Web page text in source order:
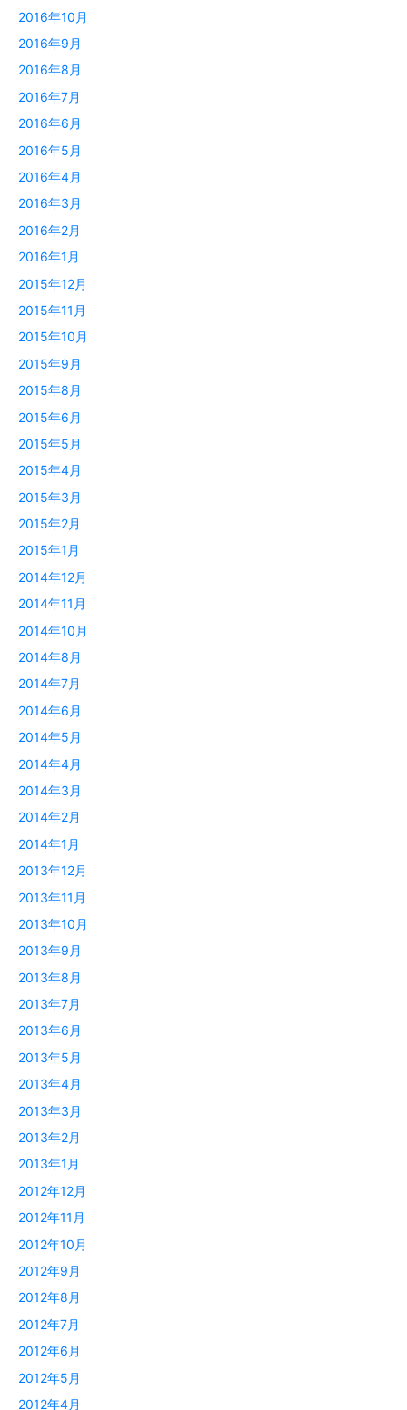
2016年10月
2016年9月
2016年8月
2016年7月
2016年6月
2016年5月
2016年4月
2016年3月
2016年2月
2016年1月
2015年12月
2015年11月
2015年10月
2015年9月
2015年8月
2015年6月
2015年5月
2015年4月
2015年3月
2015年2月
2015年1月
2014年12月
2014年11月
2014年10月
2014年8月
2014年7月
2014年6月
2014年5月
2014年4月
2014年3月
2014年2月
2014年1月
2013年12月
2013年11月
2013年10月
2013年9月
2013年8月
2013年7月
2013年6月
2013年5月
2013年4月
2013年3月
2013年2月
2013年1月
2012年12月
2012年11月
2012年10月
2012年9月
2012年8月
2012年7月
2012年6月
2012年5月
2012年4月